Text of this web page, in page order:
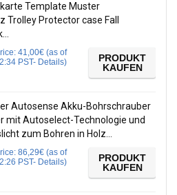
Template Muster
Trolley Protector case Fall
41,00€ (as of
PST- Details)
PRODUKT
KAUFEN
Autosense Akku-Bohrschrauber
mit Autoselect-Technologie und
zum Bohren in Holz…
86,29€ (as of
PST- Details)
PRODUKT
KAUFEN